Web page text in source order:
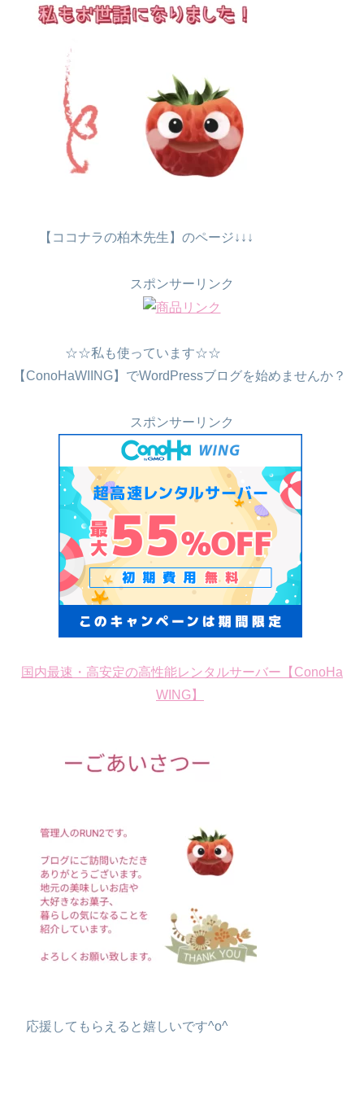
【ココナラの柏木先生】のページ↓↓↓
スポンサーリンク
☆☆私も使っています☆☆
【ConoHaWIING】でWordPressブログを始めませんか？
スポンサーリンク
国内最速・高安定の高性能レンタルサーバー【ConoHa
WING】
応援してもらえると嬉しいです^o^